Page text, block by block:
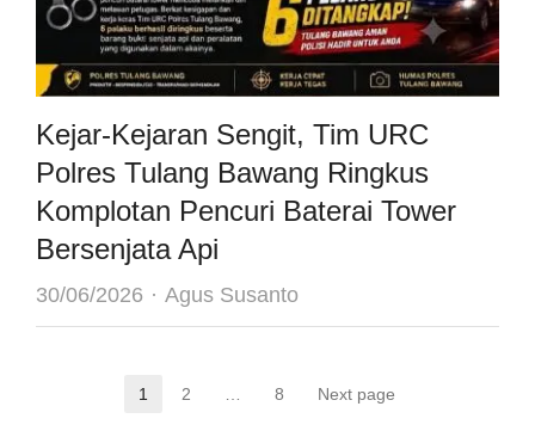
Kejar-Kejaran Sengit, Tim URC
Polres Tulang Bawang Ringkus
Komplotan Pencuri Baterai Tower
Bersenjata Api
30/06/2026 Author
Agus Susanto
Paginasi
Page
1 Page
2 Page
8 Next page